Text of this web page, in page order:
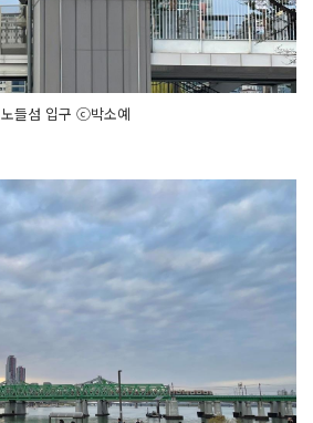
노들섬 입구 ⓒ박소예